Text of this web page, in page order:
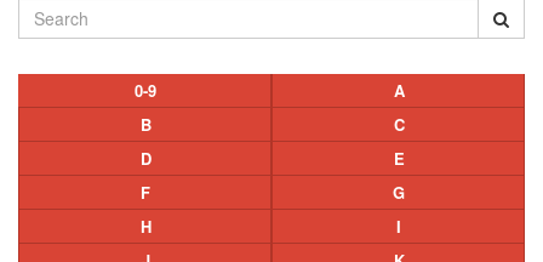
0-9
A
B
C
D
E
F
G
H
I